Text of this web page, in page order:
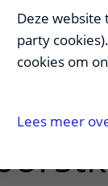
Deze website
party
cookies om
Lees meer